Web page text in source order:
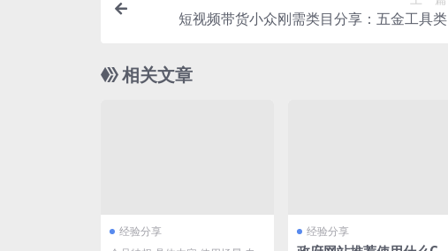
短视频带货小众刚需类目分享：五金工具类
相关文章
经验分享
经验分享